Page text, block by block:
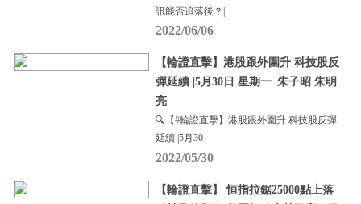
訊能否追落後？|
2022/06/06
【輪證直擊】港股跟外圍升 科技股反
彈延續 |5月30日 星期一 |朱子昭 朱明
亮
🔍【#輪證直擊】港股跟外圍升 科技股反彈
延續 |5月30
2022/05/30
【輪證直擊】 恒指拉鋸25000點上落